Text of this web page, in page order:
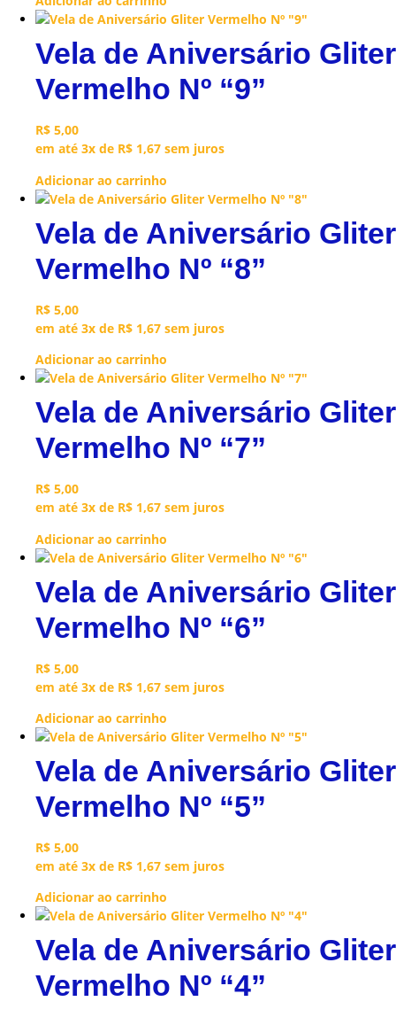
Vela de Aniversário Gliter
Vermelho Nº “9”
R$ 5,00
em até 3x de R$ 1,67 sem juros
Adicionar ao carrinho
Vela de Aniversário Gliter
Vermelho Nº “8”
R$ 5,00
em até 3x de R$ 1,67 sem juros
Adicionar ao carrinho
Vela de Aniversário Gliter
Vermelho Nº “7”
R$ 5,00
em até 3x de R$ 1,67 sem juros
Adicionar ao carrinho
Vela de Aniversário Gliter
Vermelho Nº “6”
R$ 5,00
em até 3x de R$ 1,67 sem juros
Adicionar ao carrinho
Vela de Aniversário Gliter
Vermelho Nº “5”
R$ 5,00
em até 3x de R$ 1,67 sem juros
Adicionar ao carrinho
Vela de Aniversário Gliter
Vermelho Nº “4”